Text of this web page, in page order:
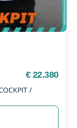
€ 22.380
/